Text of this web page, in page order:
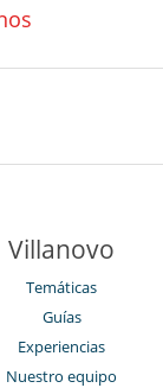
Villanovo
Temáticas
Guías
Experiencias
Nuestro equipo